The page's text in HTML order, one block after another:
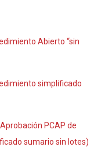
Abierto “sin
simplificado
PCAP de
sumario sin lotes)